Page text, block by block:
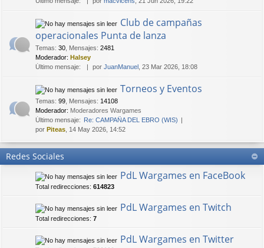
Club de campañas
operacionales Punta de lanza
Temas: 30 Mensajes: 2481
Moderador: Halsey
Último mensaje:
por JuanManuel , 23 Mar 2026, 18:08
Torneos y Eventos
Temas: 99 Mensajes: 14108
Moderador: Moderadores Wargames
Último mensaje: Re: CAMPAÑA DEL EBRO (WIS)
por Piteas , 14 May 2026, 14:52
Redes Sociales
PdL Wargames en FaceBook
Total redirecciones: 614823
PdL Wargames en Twitch
Total redirecciones: 7
PdL Wargames en Twitter